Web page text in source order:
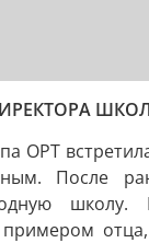
ОРТ
После
школу.
примером